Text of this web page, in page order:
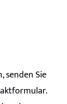
senden Sie